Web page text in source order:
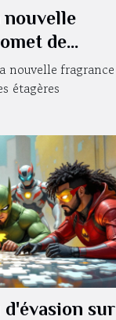
nouvelle
de
nouvelle fragrance
étagères
sur